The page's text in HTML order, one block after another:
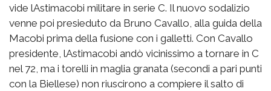
vide lAstimacobi militare in serie C. Il nuovo sodalizio
venne poi presieduto da Bruno Cavallo, alla guida della
Macobi prima della fusione con i galletti. Con Cavallo
presidente, lAstimacobi andò vicinissimo a tornare in C
nel 72, ma i torelli in maglia granata (secondi a pari punti
con la Biellese) non riuscirono a compiere il salto di